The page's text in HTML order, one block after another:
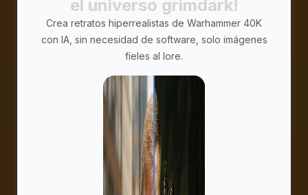
el universo grimdark!
Crea retratos hiperrealistas de Warhammer 40K
con IA, sin necesidad de software, solo imágenes
fieles al lore.